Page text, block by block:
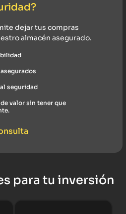
dejar tus compras
almacén asegurado.
seguridad
valor sin tener que
para tu inversión